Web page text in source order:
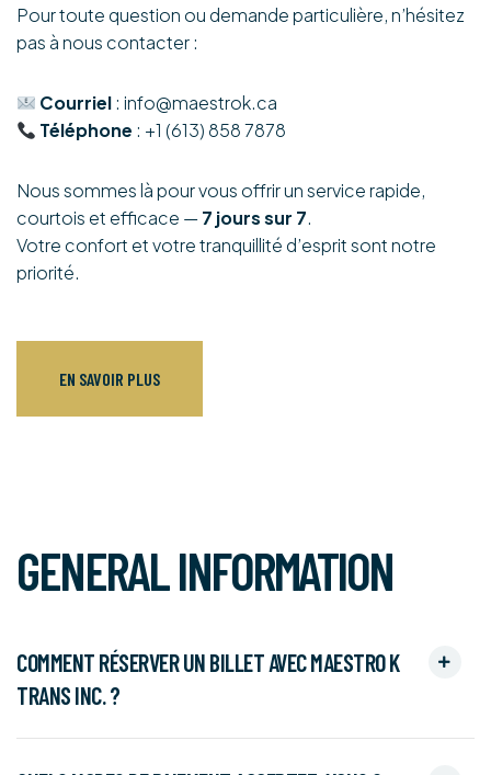
Pour toute question ou demande particulière, n’hésitez
pas à nous contacter :
Courriel:info@maestrok.ca
Téléphone : +1 (613) 858 7878
Nous sommes là pour vous offrir un service rapide,
courtois et efficace —7 jours sur 7.
Votre confort et votre tranquillité d’esprit sont notre
priorité.
EN SAVOIR PLUS
GENERAL INFORMATION
COMMENT RÉSERVER UN BILLET AVEC MAESTRO K
TRANS INC. ?